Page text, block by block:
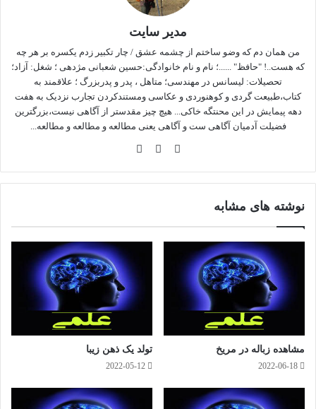
عاید ما شده است ماحصل زحمات طاقت فرسای انساهایی ست که
در طول تاریخ چون شمع سوختند تا کورسویی باشند برای غافله
انسانها که پشت سرشان در حرکتند.دانشمندان در عرصه های
گوناگون غافله سالاران آگاهی و روشنی بخش راه جوامع
بشریتند.حتی مخربترین و کشنده ترین اختراع شان چنانچه بنحو
مطلوب استفاده شود میتواند نوید بخش صلح وسلامتی برای جامعه
بشریت باشد.
مدیر سایت
من همان دم که وضو ساختم از چشمه عشق / چار تکبیر زدم یکسره بر هر چه
که هست..! "حافظ" ......؛ نام و نام خانوادگی:حسین شعبانی مژدهی ؛ شغل: آزاد؛
تحصیلات: لیسانس در مهندسی؛ متاهل ، پدر و پدربزرگ ؛ علاقمند به
کتاب،طبیعت گردی و کوهنوردی و عکاسی ومستندکردن تجارب نزدیک به هفت
دهه پیمایش در این محنتگه خاکی... هیچ چیز مقدستر از آگاهی نیست،بزرگترین
فضیلت آدمیان آگاهی ست و آگاهی یعنی مطالعه و مطالعه و مطالعه...
وبس
فی
وک گرا
نوشته های مشابه
مشاهده زباله در مریخ
2022-06-18
تولد یک ذهن زیبا
2022-05-12